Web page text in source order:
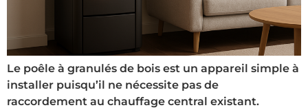
Le poêle à granulés de bois est un appareil simple à
installer puisqu’il ne nécessite pas de
raccordement au chauffage central existant.